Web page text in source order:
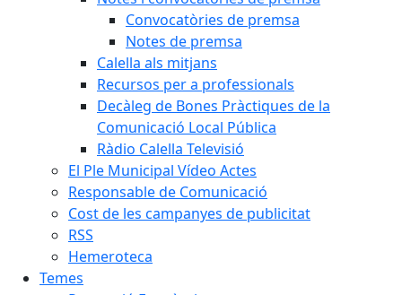
Convocatòries de premsa
Notes de premsa
Calella als mitjans
Recursos per a professionals
Decàleg de Bones Pràctiques de la
Comunicació Local Pública
Ràdio Calella Televisió
El Ple Municipal Vídeo Actes
Responsable de Comunicació
Cost de les campanyes de publicitat
RSS
Hemeroteca
Temes